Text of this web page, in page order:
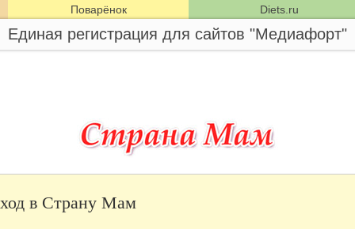
Поварёнок Diets.ru
Единая регистрация для сайтов "Медиафорт"
в Страну Мам